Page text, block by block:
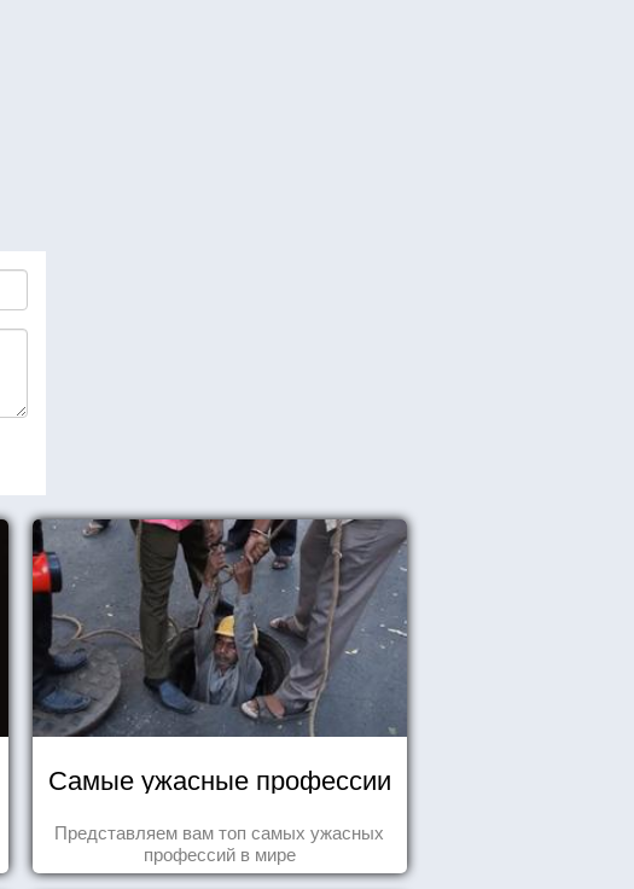
Самые ужасные профессии
Представляем вам топ самых ужасных
профессий в мире